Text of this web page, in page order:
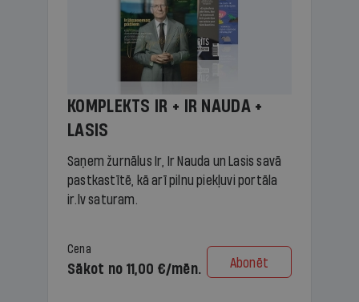
KOMPLEKTS IR + IR NAUDA +
LASIS
Saņem žurnālus Ir, Ir Nauda un Lasis savā
pastkastītē, kā arī pilnu piekļuvi portāla
ir.lv saturam.
Cena
Sākot no 11,00 €/mēn. Abonēt